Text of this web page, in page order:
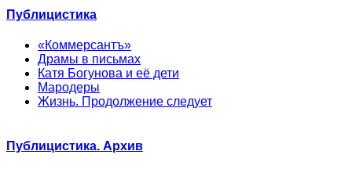
Публицистика
«Коммерсантъ»
Драмы в письмах
Катя Богунова и её дети
Мародеры
Жизнь. Продолжение следует
Публицистика. Архив